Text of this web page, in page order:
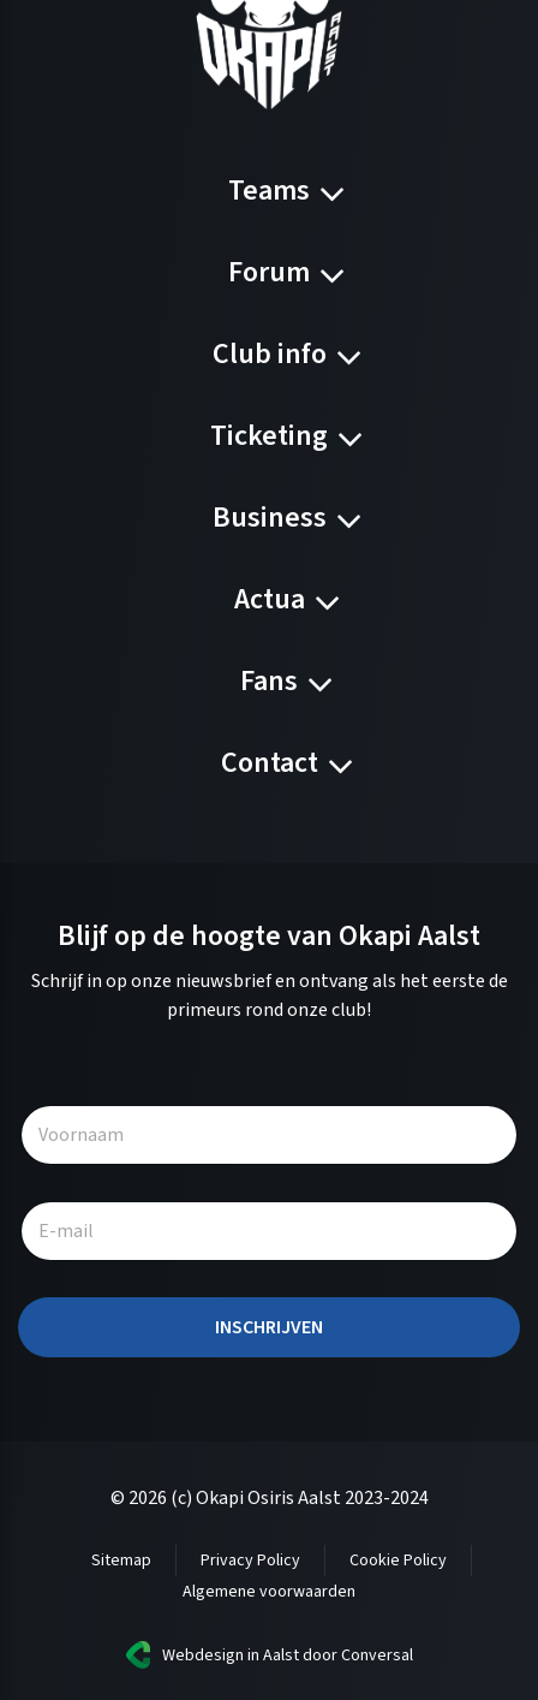
Teams
Forum
Club info
Ticketing
Business
Actua
Fans
Contact
Blijf op de hoogte van Okapi Aalst
Schrijf in op onze nieuwsbrief en ontvang als het eerste de
primeurs rond onze club!
INSCHRIJVEN
l
r
t
© 2026 (c) Okapi Osiris Aalst 2023-2024
Sitemap Privacy Policy
Cookie Policy
Algemene voorwaarden
Webdesign in Aalstdoor Conversal